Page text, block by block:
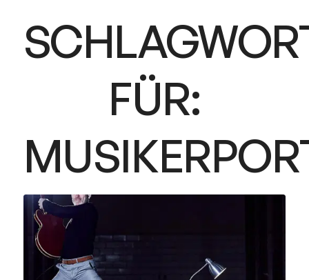
FÜR: